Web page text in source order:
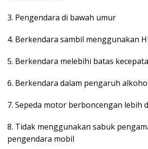
3. Pengendara di bawah umur
4. Berkendara sambil menggunakan
5. Berkendara melebihi batas
6. Berkendara dalam pengaruh
7. Sepeda motor berboncengan lebih
8. Tidak menggunakan sabuk
pengendara mobil